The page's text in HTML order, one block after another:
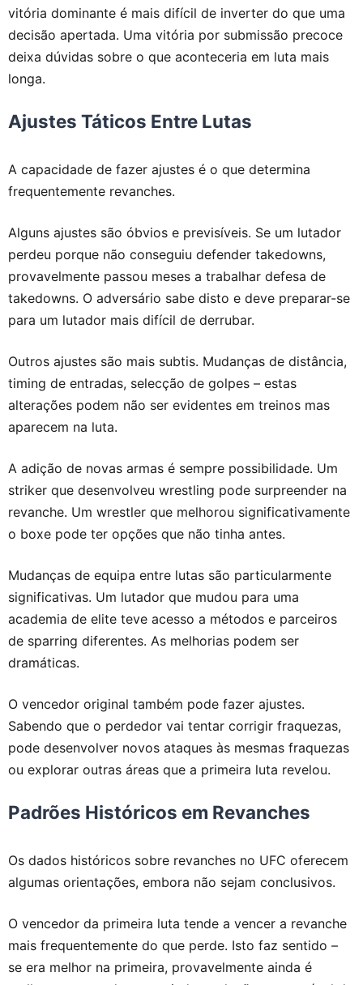
vitória dominante é mais difícil de inverter do que uma
decisão apertada. Uma vitória por submissão precoce
deixa dúvidas sobre o que aconteceria em luta mais
longa.
Ajustes Táticos Entre Lutas
A capacidade de fazer ajustes é o que determina
frequentemente revanches.
Alguns ajustes são óbvios e previsíveis. Se um lutador
perdeu porque não conseguiu defender takedowns,
provavelmente passou meses a trabalhar defesa de
takedowns. O adversário sabe disto e deve preparar-se
para um lutador mais difícil de derrubar.
Outros ajustes são mais subtis. Mudanças de distância,
timing de entradas, selecção de golpes – estas
alterações podem não ser evidentes em treinos mas
aparecem na luta.
A adição de novas armas é sempre possibilidade. Um
striker que desenvolveu wrestling pode surpreender na
revanche. Um wrestler que melhorou significativamente
o boxe pode ter opções que não tinha antes.
Mudanças de equipa entre lutas são particularmente
significativas. Um lutador que mudou para uma
academia de elite teve acesso a métodos e parceiros
de sparring diferentes. As melhorias podem ser
dramáticas.
O vencedor original também pode fazer ajustes.
Sabendo que o perdedor vai tentar corrigir fraquezas,
pode desenvolver novos ataques às mesmas fraquezas
ou explorar outras áreas que a primeira luta revelou.
Padrões Históricos em Revanches
Os dados históricos sobre revanches no UFC oferecem
algumas orientações, embora não sejam conclusivos.
O vencedor da primeira luta tende a vencer a revanche
mais frequentemente do que perde. Isto faz sentido –
se era melhor na primeira, provavelmente ainda é